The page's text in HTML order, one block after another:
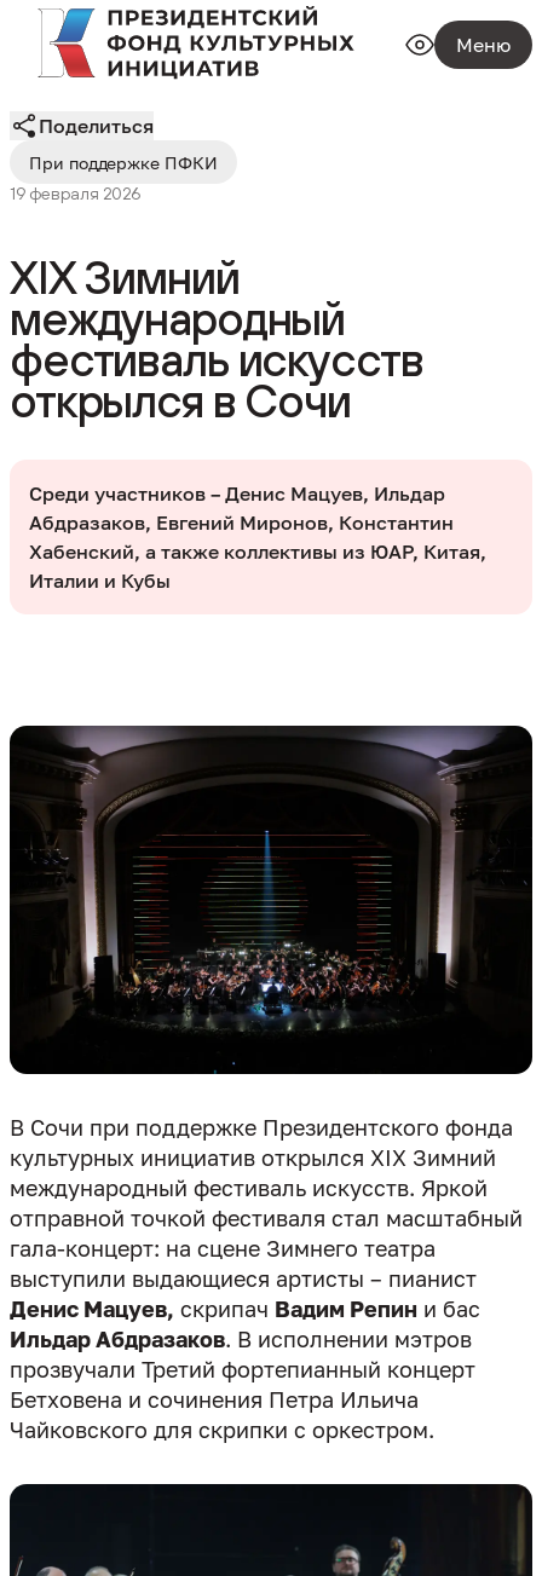
Меню
При поддержке ПФКИ
19 февраля 2026
Поделиться
XIX Зимний
международный
фестиваль искусств
открылся в Сочи
Среди участников – Денис Мацуев, Ильдар
Абдразаков, Евгений Миронов, Константин
Хабенский, а также коллективы из ЮАР, Китая,
Италии и Кубы
В Сочи при поддержке Президентского фонда
культурных инициатив открылся XIX Зимний
международный фестиваль искусств. Яркой
отправной точкой фестиваля стал масштабный
гала-концерт: на сцене Зимнего театра
выступили выдающиеся артисты – пианист
Денис Мацуев, скрипач Вадим Репин и бас
Ильдар Абдразаков. В исполнении мэтров
прозвучали Третий фортепианный концерт
Бетховена и сочинения Петра Ильича
Чайковского для скрипки с оркестром.